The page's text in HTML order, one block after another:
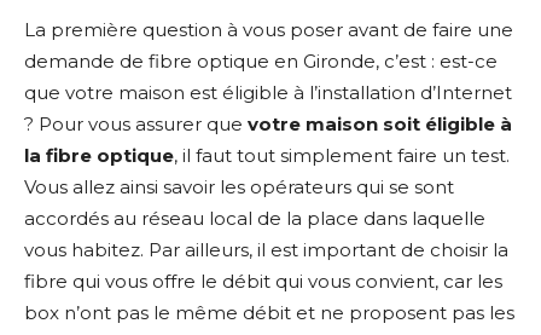
La première question à vous poser avant de faire une
demande de fibre optique en Gironde, c’est : est-ce
que votre maison est éligible à l’installation d’Internet
? Pour vous assurer que votre maison soit éligible à
la fibre optique, il faut tout simplement faire un test.
Vous allez ainsi savoir les opérateurs qui se sont
accordés au réseau local de la place dans laquelle
vous habitez. Par ailleurs, il est important de choisir la
fibre qui vous offre le débit qui vous convient, car les
box n’ont pas le même débit et ne proposent pas les